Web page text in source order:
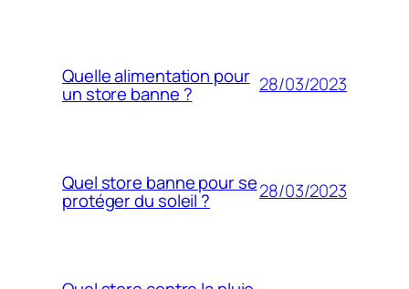
Quelle alimentation pour
un store banne ? 28/03/2023
Quel store banne pour se
protéger du soleil ? 28/03/2023